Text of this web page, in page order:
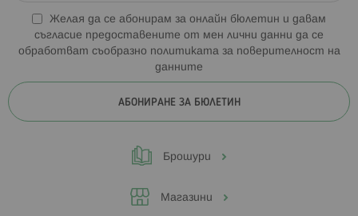
Желая да се абонирам за онлайн бюлетин и давам
съгласие предоставените от мен лични данни да се
обработват съобразно политиката за поверителност на
данните
АБОНИРАНЕ ЗА БЮЛЕТИН
Брошури
Магазини